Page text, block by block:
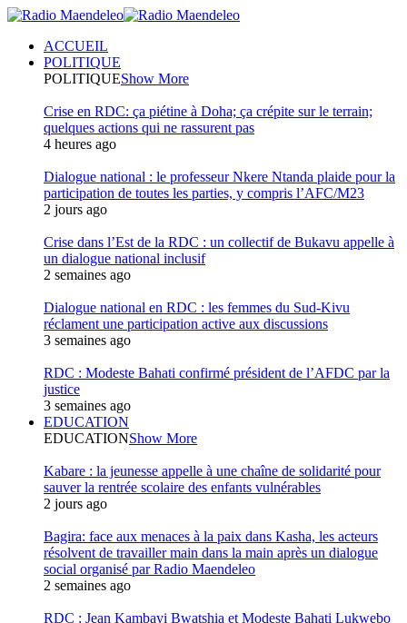
ACCUEIL
POLITIQUE
POLITIQUEShow More
Crise en RDC: ça piétine à Doha; ça crépite sur le terrain;
quelques actions qui ne rassurent pas
4 heures ago
Dialogue national : le professeur Nkere Ntanda plaide pour la
participation de toutes les parties, y compris l’AFC/M23
2 jours ago
Crise dans l’Est de la RDC : un collectif de Bukavu appelle à
un dialogue national inclusif
2 semaines ago
Dialogue national en RDC : les femmes du Sud-Kivu
réclament une participation active aux discussions
3 semaines ago
RDC : Modeste Bahati confirmé président de l’AFDC par la
justice
3 semaines ago
EDUCATION
EDUCATIONShow More
Kabare : la jeunesse appelle à une chaîne de solidarité pour
sauver la rentrée scolaire des enfants vulnérables
2 jours ago
Bagira: face aux menaces à la paix dans Kasha, les acteurs
résolvent de travailler main dans la main après un dialogue
social organisé par Radio Maendeleo
2 semaines ago
RDC : Jean Kambayi Bwatshia et Modeste Bahati Lukwebo